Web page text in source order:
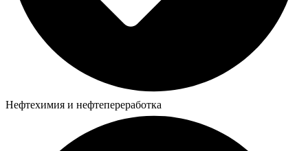
Нефтехимия и нефтепереработка